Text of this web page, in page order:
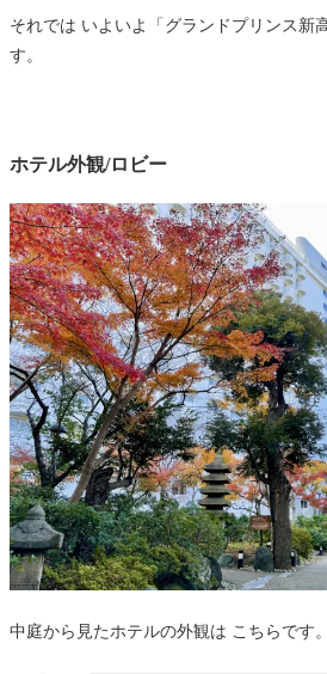
それでは いよいよ「グランドプリンス新
す。
ホテル外観/ロビー
中庭から見たホテルの外観は こちらです。